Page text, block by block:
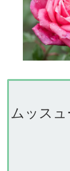
ムッス